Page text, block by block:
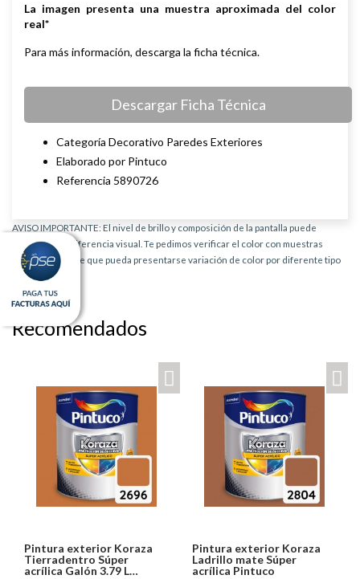
La imagen presenta una muestra aproximada del color
real*
Para más información, descarga la ficha técnica.
Descargar Ficha Técnica
Categoría Decorativo Paredes Exteriores
Elaborado por Pintuco
Referencia 5890726
AVISO IMPORTANTE: El nivel de brillo y composición de la pantalla puede
provocar una diferencia visual. Te pedimos verificar el color con muestras
físicas. Es posible que pueda presentarse variación de color por diferente tipo
de producto.
Recomendados
Pintura exterior Koraza
Tierradentro Súper
acrílica Galón 3.79 L
Pintura exterior Koraza
Ladrillo mate Súper
acrílica Pintuco